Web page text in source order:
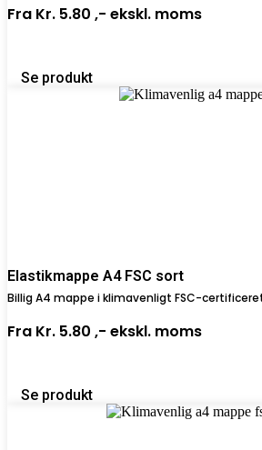
Fra Kr. 5.80 ,- ekskl. moms
Se produkt
Elastikmappe A4 FSC sort
Billig A4 mappe i klimavenligt FSC-
Fra Kr. 5.80 ,- ekskl. moms
Se produkt